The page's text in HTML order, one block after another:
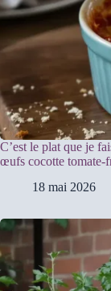
C’est le plat que je
œufs cocotte tomate-
18 mai 2026